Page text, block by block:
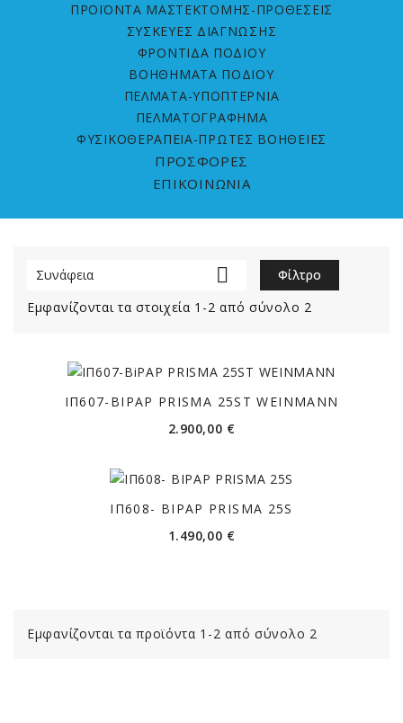
ΠΡΟΪΟΝΤΑ ΜΑΣΤΕΚΤΟΜΗΣ-ΠΡΟΘΕΣΕΙΣ
ΣΥΣΚΕΥΕΣ ΔΙΑΓΝΩΣΗΣ
ΦΡΟΝΤΙΔΑ ΠΟΔΙΟΥ
ΒΟΗΘΗΜΑΤΑ ΠΟΔΙΟΥ
ΠΕΛΜΑΤΑ-ΥΠΟΠΤΕΡΝΙΑ
ΠΕΛΜΑΤΟΓΡΑΦΗΜΑ
ΦΥΣΙΚΟΘΕΡΑΠΕΙΑ-ΠΡΩΤΕΣ ΒΟΗΘΕΙΕΣ
ΠΡΟΣΦΟΡΕΣ
ΕΠΙΚΟΙΝΩΝΙΑ
Συνάφεια 
Φίλτρο
Εμφανίζονται τα στοιχεία 1-2 από σύνολο 2
ΙΠ607-BIPAP PRISMA 25ST WEINMANN
2.900,00 €Τιμή
ΙΠ608- BIPAP PRISMA 25S
1.490,00 €Τιμή
Εμφανίζονται τα προϊόντα 1-2 από σύνολο 2